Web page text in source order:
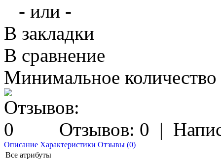
- или -
В закладки
В сравнение
Минимальное количество
Отзывов: 0 |
Описание Характеристики Отзывы (0)
Все атрибуты